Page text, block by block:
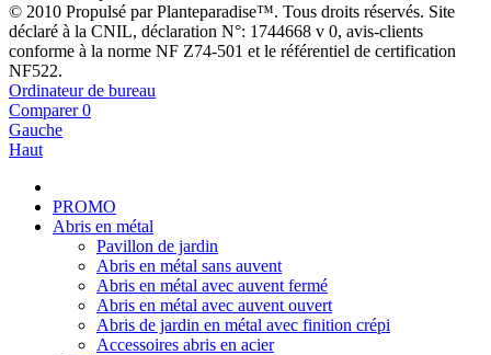
© 2010 Propulsé par Planteparadise™. Tous droits réservés. Site
déclaré à la CNIL, déclaration N°: 1744668 v 0, avis-clients
conforme à la norme NF Z74-501 et le référentiel de certification
NF522.
Ordinateur de bureau
Comparer 0
Gauche
Haut
PROMO
Abris en métal
Pavillon de jardin
Abris en métal sans auvent
Abris en métal avec auvent fermé
Abris en métal avec auvent ouvert
Abris de jardin en métal avec finition crépi
Accessoires abris en acier